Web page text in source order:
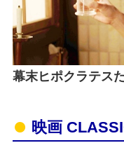
幕末ヒポクラテス
映画